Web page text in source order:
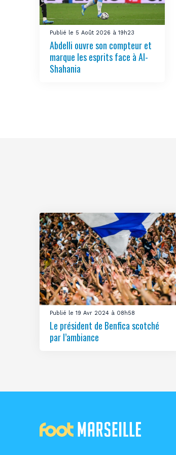
Publié le 5 Août 2026 à 19h23
Abdelli ouvre son compteur et
marque les esprits face à Al-
Shahania
Publié le 19 Avr 2024 à 08h58
Le président de Benfica scotché
par l’ambiance